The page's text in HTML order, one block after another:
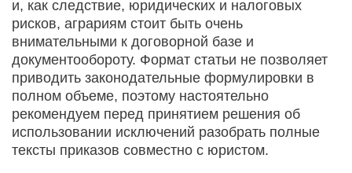
и, как следствие, юридических и налоговых
рисков, аграриям стоит быть очень
внимательными к договорной базе и
документообороту. Формат статьи не позволяет
приводить законодательные формулировки в
полном объеме, поэтому настоятельно
рекомендуем перед принятием решения об
использовании исключений разобрать полные
тексты приказов совместно с юристом.